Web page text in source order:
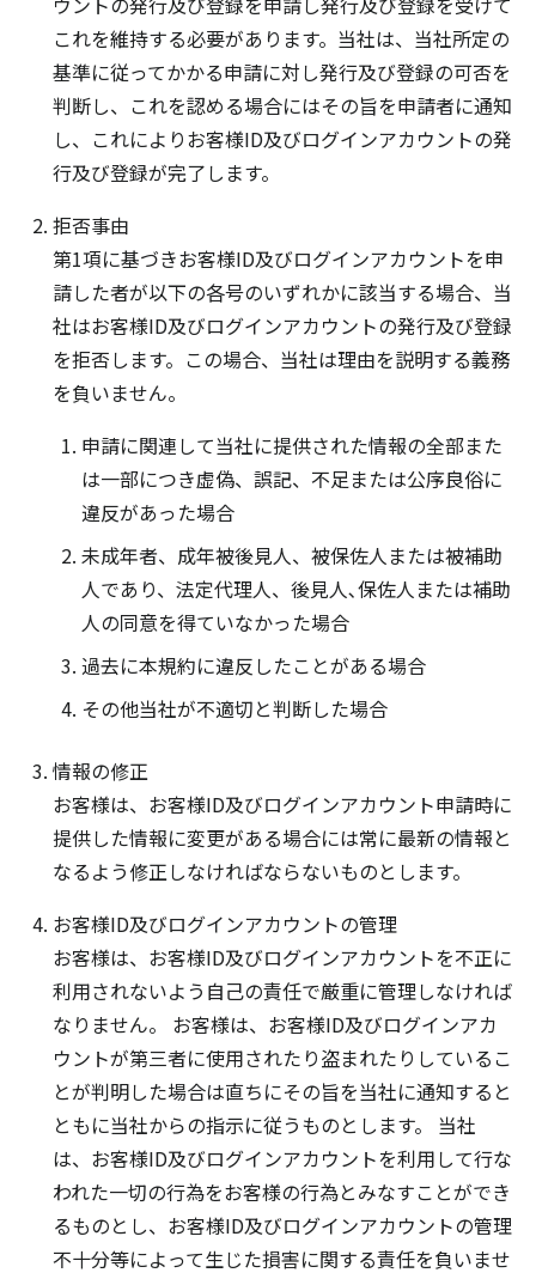
これを維持する必要があります。当社は、当社所定の
基準に従ってかかる申請に対し発行及び登録の可否を
判断し、これを認める場合にはその旨を申請者に通知
し、これによりお客様ID及びログインアカウントの発
行及び登録が完了します。
拒否事由
第1項に基づきお客様ID及びログインアカウントを申
請した者が以下の各号のいずれかに該当する場合、当
社はお客様ID及びログインアカウントの発行及び登録
を拒否します。この場合、当社は理由を説明する義務
を負いません。
申請に関連して当社に提供された情報の全部また
は一部につき虚偽、誤記、不足または公序良俗に
違反があった場合
未成年者、成年被後見人、被保佐人または被補助
人であり、法定代理人、後見人､保佐人または補助
人の同意を得ていなかった場合
過去に本規約に違反したことがある場合
その他当社が不適切と判断した場合
情報の修正
お客様は、お客様ID及びログインアカウント申請時に
提供した情報に変更がある場合には常に最新の情報と
なるよう修正しなければならないものとします。
お客様ID及びログインアカウントの管理
お客様は、お客様ID及びログインアカウントを不正に
利用されないよう自己の責任で厳重に管理しなければ
なりません。 お客様は、お客様ID及びログインアカ
ウントが第三者に使用されたり盗まれたりしているこ
とが判明した場合は直ちにその旨を当社に通知すると
ともに当社からの指示に従うものとします。 当社
は、お客様ID及びログインアカウントを利用して行な
われた一切の行為をお客様の行為とみなすことができ
るものとし、お客様ID及びログインアカウントの管理
不十分等によって生じた損害に関する責任を負いませ